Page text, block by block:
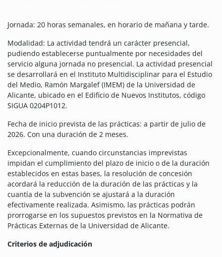
Jornada: 20 horas semanales, en horario de mañana y tarde.
Modalidad: La actividad tendrá un carácter presencial,
pudiendo establecerse puntualmente por necesidades del
servicio alguna jornada no presencial. La actividad presencial
se desarrollará en el Instituto Multidisciplinar para el Estudio
del Medio, Ramón Margalef (IMEM) de la Universidad de
Alicante, ubicado en el Edificio de Nuevos Institutos, código
SIGUA 0204P1012.
Fecha de inicio prevista de las prácticas: a partir de julio de
2026. Con una duración de 2 meses.
Excepcionalmente, cuando circunstancias imprevistas
impidan el cumplimiento del plazo de inicio o de la duración
establecidos en estas bases, la resolución de concesión
acordará la reducción de la duración de las prácticas y la
cuantía de la subvención se ajustará a la duración
efectivamente realizada. Asimismo, las prácticas podrán
prorrogarse en los supuestos previstos en la Normativa de
Prácticas Externas de la Universidad de Alicante.
Criterios de adjudicación